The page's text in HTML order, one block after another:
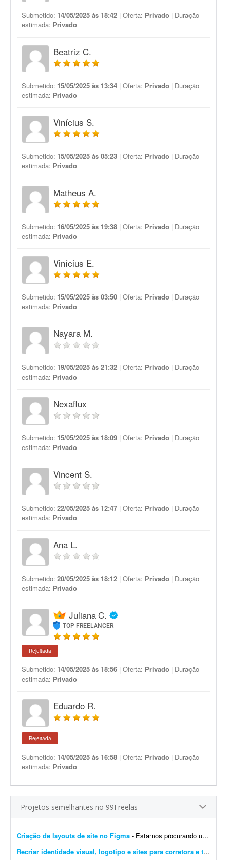
Submetido: 14/05/2025 às 18:42 | Oferta: Privado | Duração
estimada: Privado
Beatriz C.
Submetido: 15/05/2025 às 13:34 | Oferta: Privado | Duração
estimada: Privado
Vinícius S.
Submetido: 15/05/2025 às 05:23 | Oferta: Privado | Duração
estimada: Privado
Matheus A.
Submetido: 16/05/2025 às 19:38 | Oferta: Privado | Duração
estimada: Privado
Vinícius E.
Submetido: 15/05/2025 às 03:50 | Oferta: Privado | Duração
estimada: Privado
Nayara M.
Submetido: 19/05/2025 às 21:32 | Oferta: Privado | Duração
estimada: Privado
Nexaflux
Submetido: 15/05/2025 às 18:09 | Oferta: Privado | Duração
estimada: Privado
Vincent S.
Submetido: 22/05/2025 às 12:47 | Oferta: Privado | Duração
estimada: Privado
Ana L.
Submetido: 20/05/2025 às 18:12 | Oferta: Privado | Duração
estimada: Privado
Juliana C.
TOP FREELANCER
Rejeitada
Submetido: 14/05/2025 às 18:56 | Oferta: Privado | Duração
estimada: Privado
Eduardo R.
Rejeitada
Submetido: 14/05/2025 às 16:58 | Oferta: Privado | Duração
estimada: Privado
Projetos semelhantes no 99Freelas
Criação de layouts de site no Figma - Estamos procurando um designer com experiência em UI/UX para desenvolver os layouts de um site no Figma. O projeto contempla a criação do layout da página inicial e de p...
Recriar identidade visual, logotipo e sites para corretora e transportadora